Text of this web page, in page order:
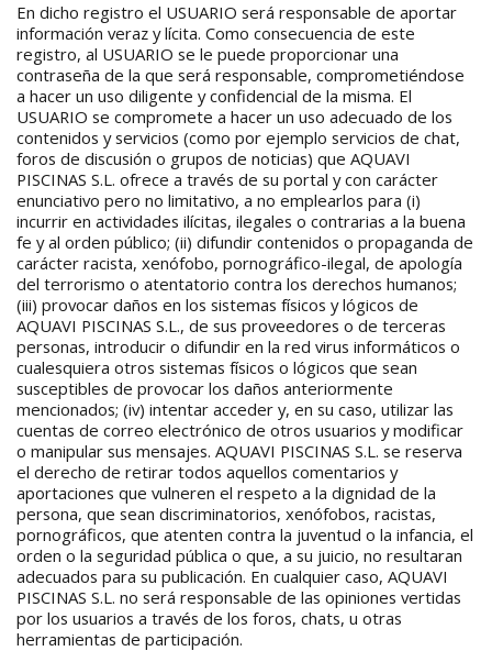
En dicho registro el USUARIO será responsable de aportar
información veraz y lícita. Como consecuencia de este
registro, al USUARIO se le puede proporcionar una
contraseña de la que será responsable, comprometiéndose
a hacer un uso diligente y confidencial de la misma. El
USUARIO se compromete a hacer un uso adecuado de los
contenidos y servicios (como por ejemplo servicios de chat,
foros de discusión o grupos de noticias) que AQUAVI
PISCINAS S.L. ofrece a través de su portal y con carácter
enunciativo pero no limitativo, a no emplearlos para (i)
incurrir en actividades ilícitas, ilegales o contrarias a la buena
fe y al orden público; (ii) difundir contenidos o propaganda de
carácter racista, xenófobo, pornográfico-ilegal, de apología
del terrorismo o atentatorio contra los derechos humanos;
(iii) provocar daños en los sistemas físicos y lógicos de
AQUAVI PISCINAS S.L., de sus proveedores o de terceras
personas, introducir o difundir en la red virus informáticos o
cualesquiera otros sistemas físicos o lógicos que sean
susceptibles de provocar los daños anteriormente
mencionados; (iv) intentar acceder y, en su caso, utilizar las
cuentas de correo electrónico de otros usuarios y modificar
o manipular sus mensajes. AQUAVI PISCINAS S.L. se reserva
el derecho de retirar todos aquellos comentarios y
aportaciones que vulneren el respeto a la dignidad de la
persona, que sean discriminatorios, xenófobos, racistas,
pornográficos, que atenten contra la juventud o la infancia, el
orden o la seguridad pública o que, a su juicio, no resultaran
adecuados para su publicación. En cualquier caso, AQUAVI
PISCINAS S.L. no será responsable de las opiniones vertidas
por los usuarios a través de los foros, chats, u otras
herramientas de participación.